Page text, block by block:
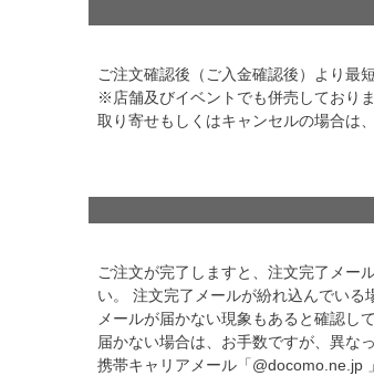
ご注文確認後（ご入金確認後）より最
※店舗及びイベントでも併売しており
取り寄せもしくはキャンセルの場合は
ご注文が完了しますと、注文完了メー
い。 注文完了メールが紛れ込んでいる
メールが届かない現象もあると確認し
届かない場合は、お手数ですが、異な
携帯キャリアメール「@docomo.ne.jp